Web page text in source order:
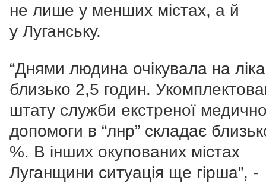
не лише у менших містах, а й
у Луганську.
“Днями людина очікувала на
близько 2,5 годин.
штату служби екстреної
допомоги в “лнр” складає
%. В інших окупованих містах
Луганщини ситуація ще гірша”, -